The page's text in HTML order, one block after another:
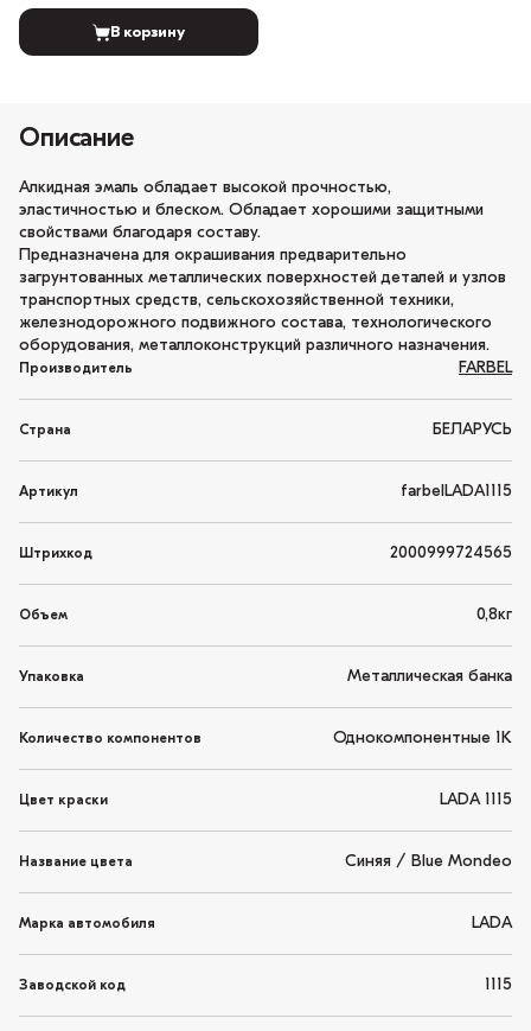
В корзину
Описание
Алкидная эмаль обладает высокой прочностью,
эластичностью и блеском. Обладает хорошими защитными
свойствами благодаря составу.
Предназначена для окрашивания предварительно
загрунтованных металлических поверхностей деталей и узлов
транспортных средств, сельскохозяйственной техники,
железнодорожного подвижного состава, технологического
оборудования, металлоконструкций различного назначения.
Производитель FARBEL
Страна БЕЛАРУСЬ
Артикул farbelLADA1115
Штрихкод 2000999724565
Объем 0,8кг
Упаковка Металлическая банка
Количество компонентов Однокомпонентные 1K
Цвет краски LADA 1115
Название цвета Синяя / Blue Mondeo
Марка автомобиля LADA
Заводской код 1115